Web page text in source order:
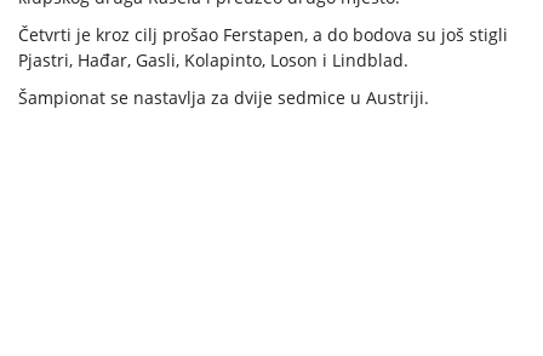
Četvrti je kroz cilj prošao Ferstapen, a do bodova su još stigli
Pjastri, Hađar, Gasli, Kolapinto, Loson i Lindblad.
Šampionat se nastavlja za dvije sedmice u Austriji.